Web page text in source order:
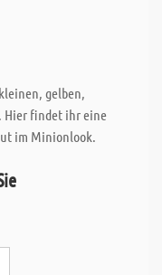
gelben,
Hier findet ihr eine
im Minionlook.